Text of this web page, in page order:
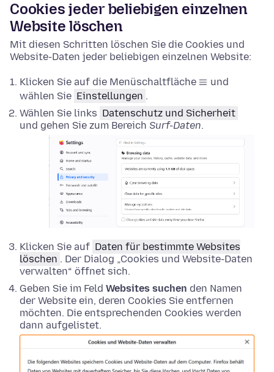
Cookies jeder beliebigen einzelnen
Website löschen
Mit diesen Schritten löschen Sie die Cookies und
Website-Daten jeder beliebigen einzelnen Website:
Klicken Sie auf die Menüschaltfläche
und
wählen Sie Einstellungen .
Wählen Sie links Datenschutz und Sicherheit
und gehen Sie zum Bereich Surf-Daten.
Klicken Sie auf Daten für bestimmte Websites
löschen . Der Dialog „Cookies und Website-Daten
verwalten“ öffnet sich.
Geben Sie im Feld Websites suchen den Namen
der Website ein, deren Cookies Sie entfernen
möchten. Die entsprechenden Cookies werden
dann aufgelistet.